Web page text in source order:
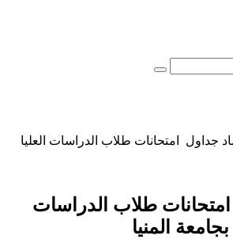
بحث
جداول امتحانات طلاب الدراسات العليا
امتحانات طلاب الدراسات
المنيا